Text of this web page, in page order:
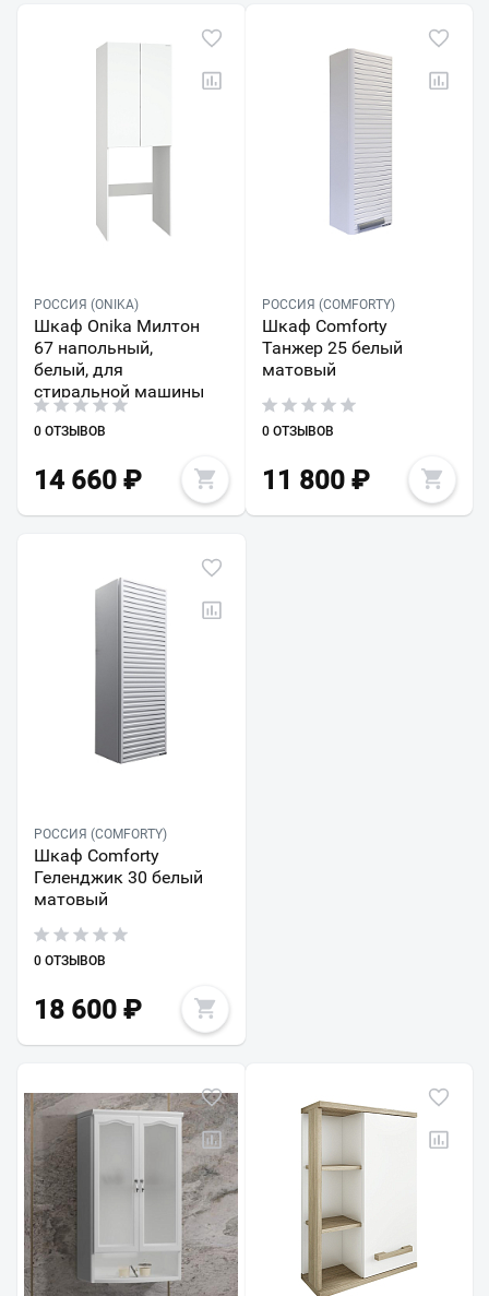
РОССИЯ (ONIKA)
Шкаф Onika Милтон
67 напольный,
белый, для
стиральной машины
0 ОТЗЫВОВ
14 660 ₽
РОССИЯ (COMFORTY)
Шкаф Comforty
Танжер 25 белый
матовый
0 ОТЗЫВОВ
11 800₽
РОССИЯ (COMFORTY)
Шкаф Comforty
Геленджик 30 белый
матовый
0 ОТЗЫВОВ
18 600 ₽